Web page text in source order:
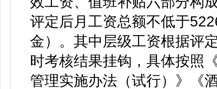
评定后月工资总额不低于
金）。其中层级工资根据评
时考核结果挂钩，具体按照
管理实施办法（试行）》《